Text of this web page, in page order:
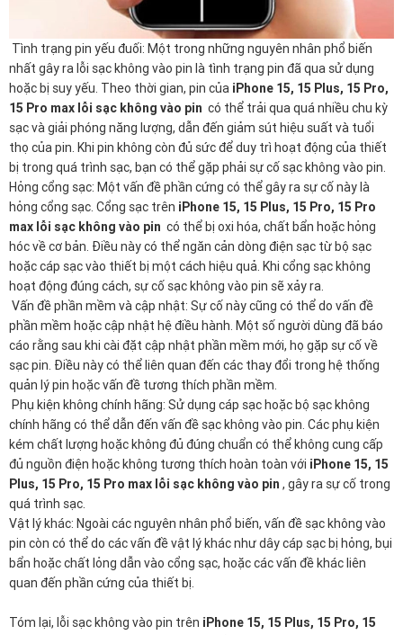
Tình trạng pin yếu đuối: Một trong những nguyên nhân phổ biến
nhất gây ra lỗi sạc không vào pin là tình trạng pin đã qua sử dụng
hoặc bị suy yếu. Theo thời gian, pin của iPhone 15, 15 Plus, 15 Pro,
15 Pro max lỗi sạc không vào pin có thể trải qua quá nhiều chu kỳ
sạc và giải phóng năng lượng, dẫn đến giảm sút hiệu suất và tuổi
thọ của pin. Khi pin không còn đủ sức để duy trì hoạt động của thiết
bị trong quá trình sạc, bạn có thể gặp phải sự cố sạc không vào pin.
Hỏng cổng sạc: Một vấn đề phần cứng có thể gây ra sự cố này là
hỏng cổng sạc. Cổng sạc trên iPhone 15, 15 Plus, 15 Pro, 15 Pro
max lỗi sạc không vào pin có thể bị oxi hóa, chất bẩn hoặc hỏng
hóc về cơ bản. Điều này có thể ngăn cản dòng điện sạc từ bộ sạc
hoặc cáp sạc vào thiết bị một cách hiệu quả. Khi cổng sạc không
hoạt động đúng cách, sự cố sạc không vào pin sẽ xảy ra.
Vấn đề phần mềm và cập nhật: Sự cố này cũng có thể do vấn đề
phần mềm hoặc cập nhật hệ điều hành. Một số người dùng đã báo
cáo rằng sau khi cài đặt cập nhật phần mềm mới, họ gặp sự cố về
sạc pin. Điều này có thể liên quan đến các thay đổi trong hệ thống
quản lý pin hoặc vấn đề tương thích phần mềm.
Phụ kiện không chính hãng: Sử dụng cáp sạc hoặc bộ sạc không
chính hãng có thể dẫn đến vấn đề sạc không vào pin. Các phụ kiện
kém chất lượng hoặc không đủ đúng chuẩn có thể không cung cấp
đủ nguồn điện hoặc không tương thích hoàn toàn với iPhone 15, 15
Plus, 15 Pro, 15 Pro max lỗi sạc không vào pin , gây ra sự cố trong
quá trình sạc.
Vật lý khác: Ngoài các nguyên nhân phổ biến, vấn đề sạc không vào
pin còn có thể do các vấn đề vật lý khác như dây cáp sạc bị hỏng, bụi
bẩn hoặc chất lỏng dẫn vào cổng sạc, hoặc các vấn đề khác liên
quan đến phần cứng của thiết bị.
Tóm lại, lỗi sạc không vào pin trên iPhone 15, 15 Plus, 15 Pro, 15